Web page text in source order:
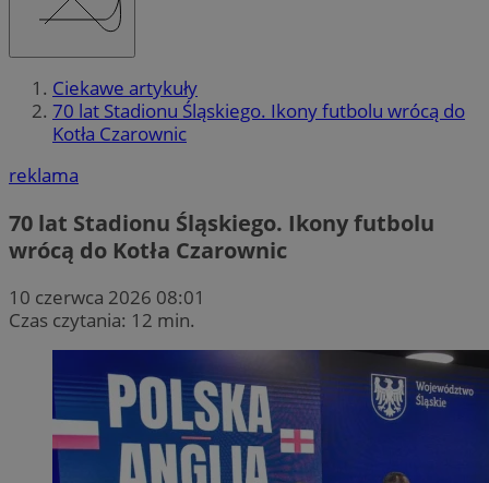
Ciekawe artykuły
70 lat Stadionu Śląskiego. Ikony futbolu wrócą do
Kotła Czarownic
reklama
70 lat Stadionu Śląskiego. Ikony futbolu
wrócą do Kotła Czarownic
10 czerwca 2026 08:01
Czas czytania: 12 min.